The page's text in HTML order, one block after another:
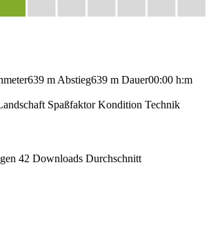
639 m Abstieg639 m Dauer00:00 h:m
Spaßfaktor Kondition Technik
42 Downloads Durchschnitt